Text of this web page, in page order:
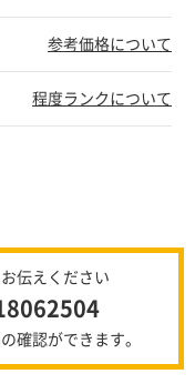
参考価格について
程度ランクについて
伝えください
確認ができます。